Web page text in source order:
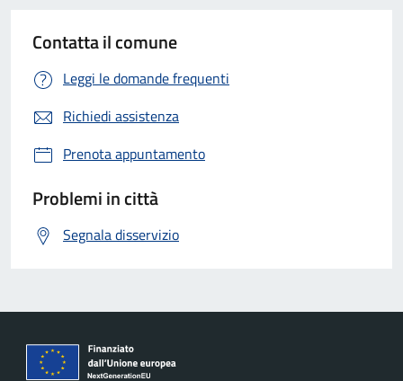
Contatta il comune
Leggi le domande frequenti
Richiedi assistenza
Prenota appuntamento
Problemi in città
Segnala disservizio